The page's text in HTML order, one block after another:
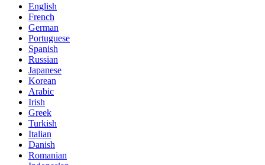
English
French
German
Portuguese
Spanish
Russian
Japanese
Korean
Arabic
Irish
Greek
Turkish
Italian
Danish
Romanian